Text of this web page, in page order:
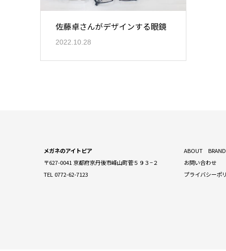
佐藤卓さんがデザインする眼鏡
2022.10.28
メガネのアイトピア
〒627-0041 京都府京丹後市峰山町菅５９３−２
TEL 0772-62-7123
ABOUT BRAND
お問い合わせ
プライバシーポ